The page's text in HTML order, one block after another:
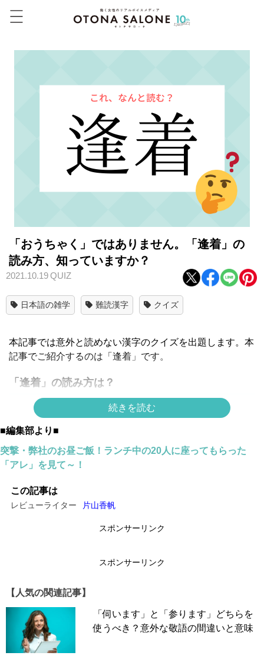
「おうちゃく」ではありません。「逢着」の
読み方、知っていますか？
2021.10.19QUIZ
日本語の雑学 難読漢字 クイズ
本記事では意外と読めない漢字のクイズを出題します。本
記事でご紹介するのは「逢着」です。
「逢着」の読み方は？
「逢」を含む言葉に「逢う（あう）」「逢瀬（おうせ）」
などがあります。これらの印象から「逢着」を「あうちゃ
く」「おうちゃく」と読みたくなるところですが、残念な
がらこれは不正解。それに「おうちゃく」は「横着」と表
続きを読む
■編集部より■
突撃・弊社のお昼ご飯！ランチ中の20人に座ってもらった
「アレ」を見て～！
この記事は
レビューライター 片山香帆
スポンサーリンク
スポンサーリンク
【人気の関連記事】
「伺います」と「参ります」どちらを
使うべき？意外な敬語の間違いと意味